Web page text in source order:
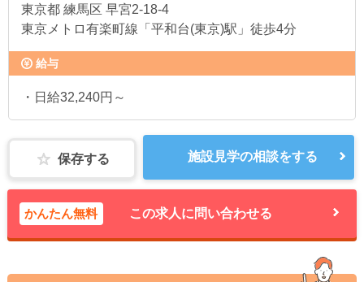
東京都 練馬区 早宮2-18-4
東京メトロ有楽町線「平和台(東京)駅」徒歩4分
給与
・日給32,240円～
保存する 施設見学の相談をする
かんたん無料 この求人に問い合わせる